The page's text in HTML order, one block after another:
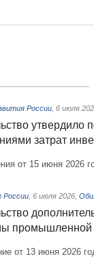
России 6 июля
затрат
от 15 июня 2026
России 6 июля 2026
промышленной
от 13 июня 2026